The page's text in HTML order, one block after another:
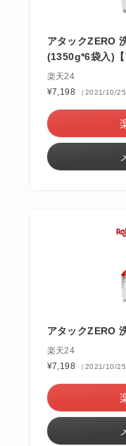
アタックZERO
(1350g*6袋入)【
楽天24
¥7,198
（2021/10/
アタックZERO
楽天24
¥7,198
（2021/10/